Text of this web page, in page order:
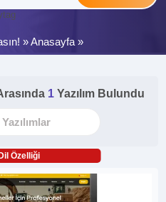
»Anasayfa »
1 Yazılım Bulundu
Özelliği